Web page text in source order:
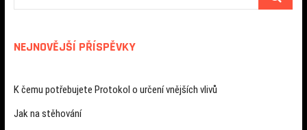
NEJNOVĚJŠÍ PŘÍSPĚVKY
K čemu potřebujete Protokol o určení vnějších vlivů
Jak na stěhování